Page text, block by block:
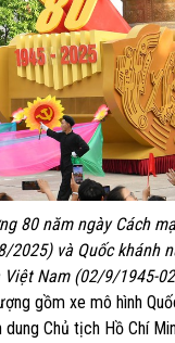
80 năm ngày Cách
và Quốc khánh
Việt Nam (02/9/1945-
gồm xe mô hình
Chủ tịch Hồ Chí